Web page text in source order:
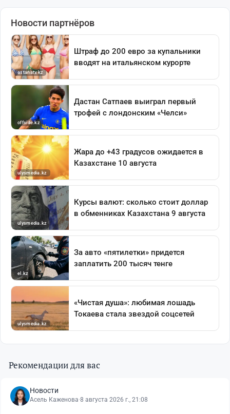
Рекомендации для вас
Новости
Асель Каженова·8 августа 2026 г., 21:08